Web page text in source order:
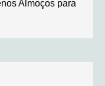
Almoços para